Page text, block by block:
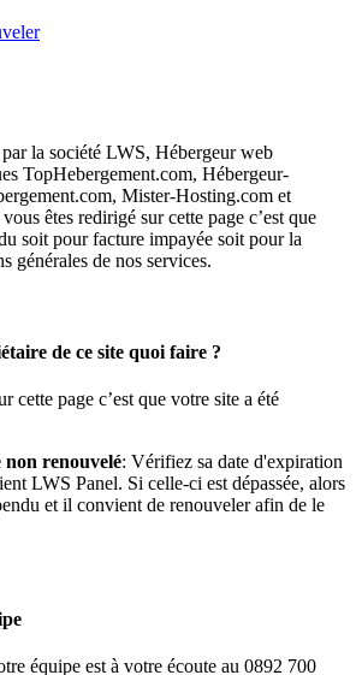
par la société LWS, Hébergeur web
TopHebergement.com, Hébergeur-
Mister-Hosting.com et
êtes redirigé sur cette page c’est que
soit pour facture impayée soit pour la
générales de nos services.
de ce site quoi faire ?
cette page c’est que votre site a été
non renouvelé: Vérifiez sa date d'expiration
LWS Panel. Si celle-ci est dépassée, alors
et il convient de renouveler afin de le
équipe est à votre écoute au 0892 700